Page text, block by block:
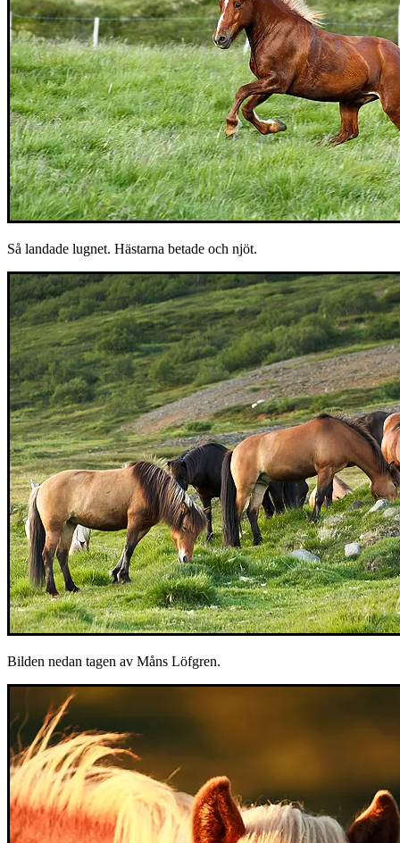
Så landade lugnet. Hästarna betade och njöt.
Bilden nedan tagen av Måns Löfgren.